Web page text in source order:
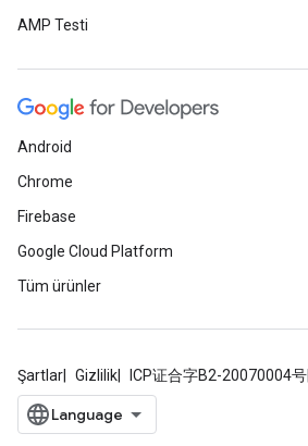
AMP Testi
Android
Chrome
Firebase
Google Cloud Platform
Tüm ürünler
Şartlar Gizlilik ICP证合字B2-20070004号